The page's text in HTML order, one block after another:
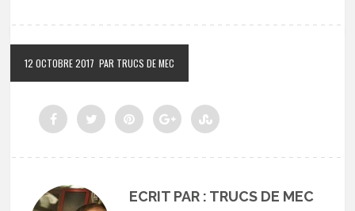
12 OCTOBRE 2017 PAR TRUCS DE MEC
ECRIT PAR : TRUCS DE MEC